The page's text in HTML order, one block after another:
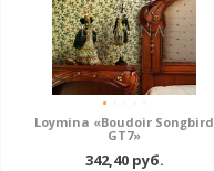
Loymina «Boudoir Songbird
GT7»
342,40 руб.